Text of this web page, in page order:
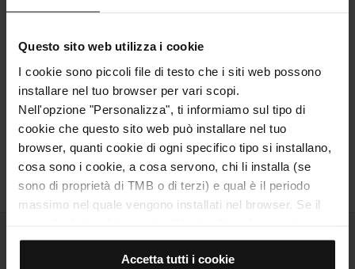
Questo sito web utilizza i cookie
I cookie sono piccoli file di testo che i siti web possono
installare nel tuo browser per vari scopi.
Nell'opzione "Personalizza", ti informiamo sul tipo di
cookie che questo sito web può installare nel tuo
browser, quanti cookie di ogni specifico tipo si installano,
cosa sono i cookie, a cosa servono, chi li installa (se
sono di proprietà di TMB o di terzi) e qual è il periodo
massimo nel quale vengono installati nel browser. Se il
installa alcun cookie di questo tipo.
Se scegli l'opzione "Accetta tutti i cookie", consenti
Accetta tutti i cookie
L’indirizzo della Teleferica di Montjuïc è
Avinguda de Miramar, 30, 08038 Barcellona.
Puoi raggiungerla con la Funicolare di Montjuïc,
dalla fermata della metropolitana Paral·lel (L2 e
L3) o con gli autobus 55 e 150.
Scopri di più nella paginaCome arrivare .